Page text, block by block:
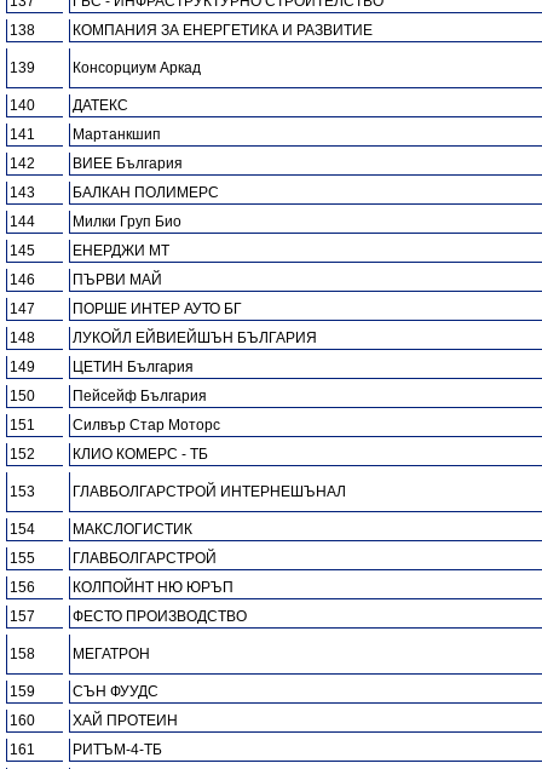
138
КОМПАНИЯ ЗА ЕНЕРГЕТИКА И РАЗВИТИЕ
139 Консорциум Аркад
140
ДАТЕКС
141
Мартанкшип
142
ВИЕЕ България
143
БАЛКАН ПОЛИМЕРС
144
Милки Груп Био
145
ЕНЕРДЖИ МТ
146
ПЪРВИ МАЙ
147
ПОРШЕ ИНТЕР АУТО БГ
148
ЛУКОЙЛ ЕЙВИЕЙШЪН БЪЛГАРИЯ
149
ЦЕТИН България
150
Пейсейф България
151
Силвър Стар Моторс
152
КЛИО КОМЕРС - ТБ
153 ГЛАВБОЛГАРСТРОЙ ИНТЕРНЕШЪНАЛ
154
МАКСЛОГИСТИК
155
ГЛАВБОЛГАРСТРОЙ
156
КОЛПОЙНТ НЮ ЮРЪП
157
ФЕСТО ПРОИЗВОДСТВО
158 МЕГАТРОН
159
СЪН ФУУДС
160
ХАЙ ПРОТЕИН
161
РИТЪМ-4-ТБ